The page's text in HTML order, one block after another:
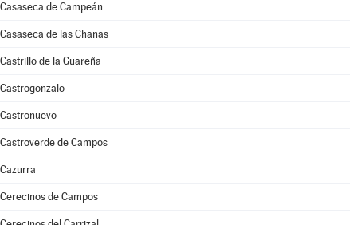
Casaseca de Campeán
Casaseca de las Chanas
Castrillo de la Guareña
Castrogonzalo
Castronuevo
Castroverde de Campos
Cazurra
Cerecinos de Campos